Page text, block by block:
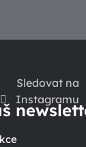
Sledovat na
Instagramu